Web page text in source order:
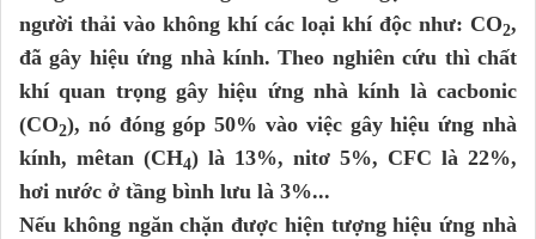
người thải vào không khí các loại khí độc như: CO2,
đã gây hiệu ứng nhà kính. Theo nghiên cứu thì chất
khí quan trọng gây hiệu ứng nhà kính là cacbonic
(CO2), nó đóng góp 50% vào việc gây hiệu ứng nhà
kính, mêtan (CH4) là 13%, nitơ 5%, CFC là 22%,
hơi nước ở tầng bình lưu là 3%...
Nếu không ngăn chặn được hiện tượng hiệu ứng nhà